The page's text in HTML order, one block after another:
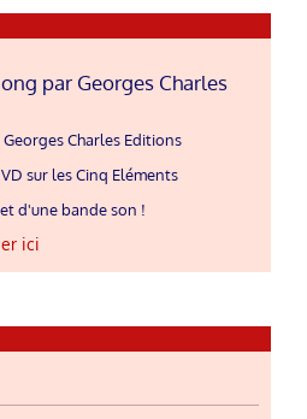
Charles Editions
sur les Cinq Eléments
d'une bande son !
ici